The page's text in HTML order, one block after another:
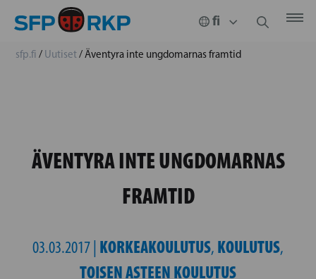
sfp.fi / Uutiset/Äventyra inte ungdomarnas framtid
ÄVENTYRA INTE UNGDOMARNAS
FRAMTID
03.03.2017 | KORKEAKOULUTUS, KOULUTUS,
TOISEN ASTEEN KOULUTUS